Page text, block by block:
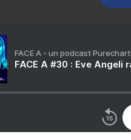
FACE A - un podcast
FACE A #30 : Eve Angeli